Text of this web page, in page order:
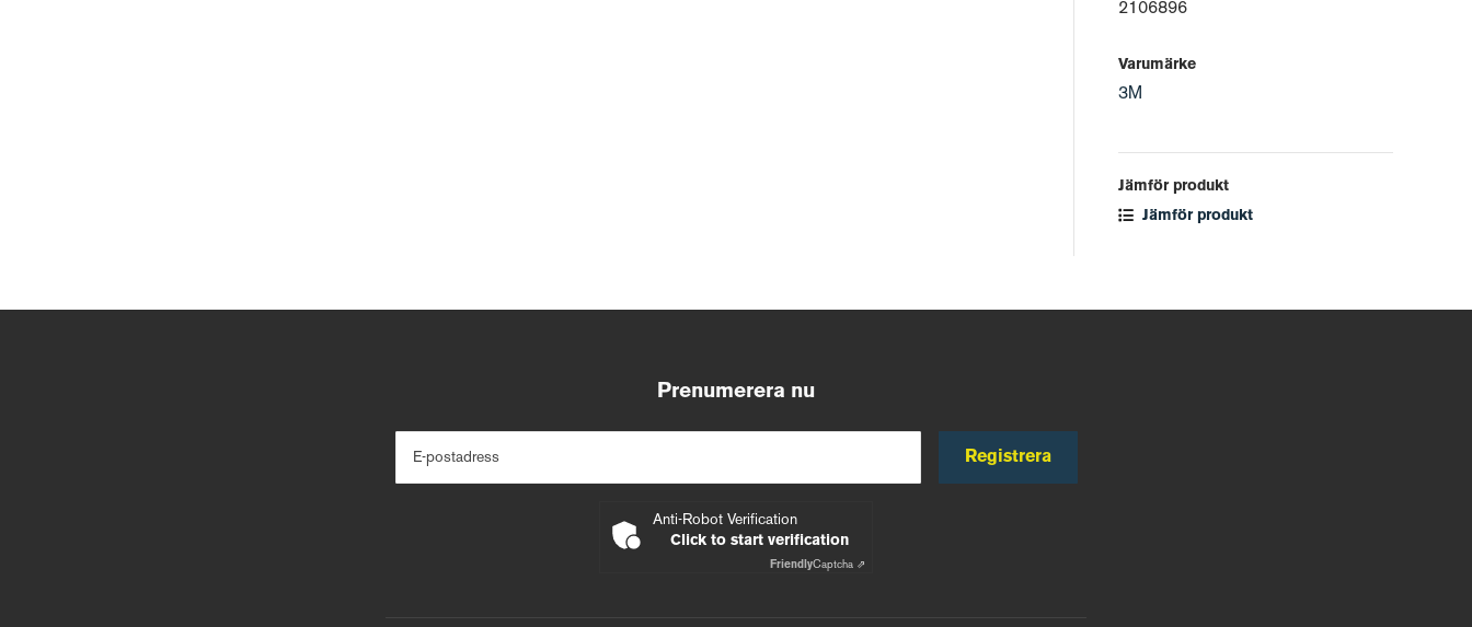
2106896
Varumärke
3M
Jämför produkt
Jämför produkt
Prenumerera nu
E-postadress Registrera
Anti-Robot Verification
Click to start verification
FriendlyCaptcha ⇗